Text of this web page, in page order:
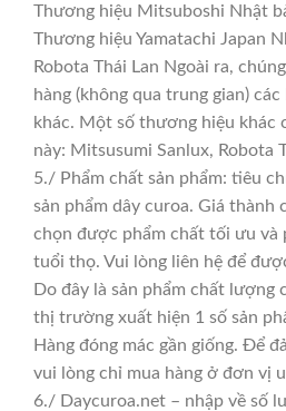
Thương hiệu Mitsuboshi Nhật
Thương hiệu Yamatachi Japan
Robota Thái Lan Ngoài ra,
hàng (không qua trung gian)
khác. Một số thương hiệu khác
này: Mitsusumi Sanlux, Robota
5./ Phẩm chất sản phẩm: tiêu
sản phẩm dây curoa. Giá thành
chọn được phẩm chất tối ưu và
tuổi thọ. Vui lòng liên hệ để
Do đây là sản phẩm chất lượng
thị trường xuất hiện 1 số sản
Hàng đóng mác gần giống. Để
vui lòng chỉ mua hàng ở đơn vị
6./ Daycuroa.net – nhập về số